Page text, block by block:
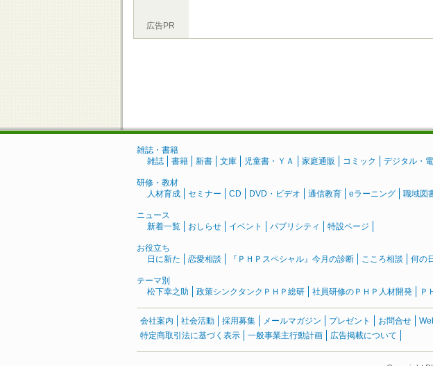
広告PR
雑誌・書籍
雑誌
書籍 新書 文庫 児童書・ＹＡ 家庭通販 コミック デジタル・
研修・教材
人材育成
セミナー CD DVD・ビデオ 通信教育 eラーニング 職域図
ニュース
新着一覧
おしらせ イベント パブリシティ 特設ページ
お役立ち
日に新た
恋愛相談 『ＰＨＰスペシャル』今月の診断 こころ相談 何の日
テーマ別
松下幸之助
政策シンクタンクＰＨＰ総研 社員研修のＰＨＰ人材開発 Ｐ
会社案内 社会活動 採用募集 メールマガジン プレゼント お問合せ
特定商取引法に基づく表示
一般事業主行動計画 広告掲載について